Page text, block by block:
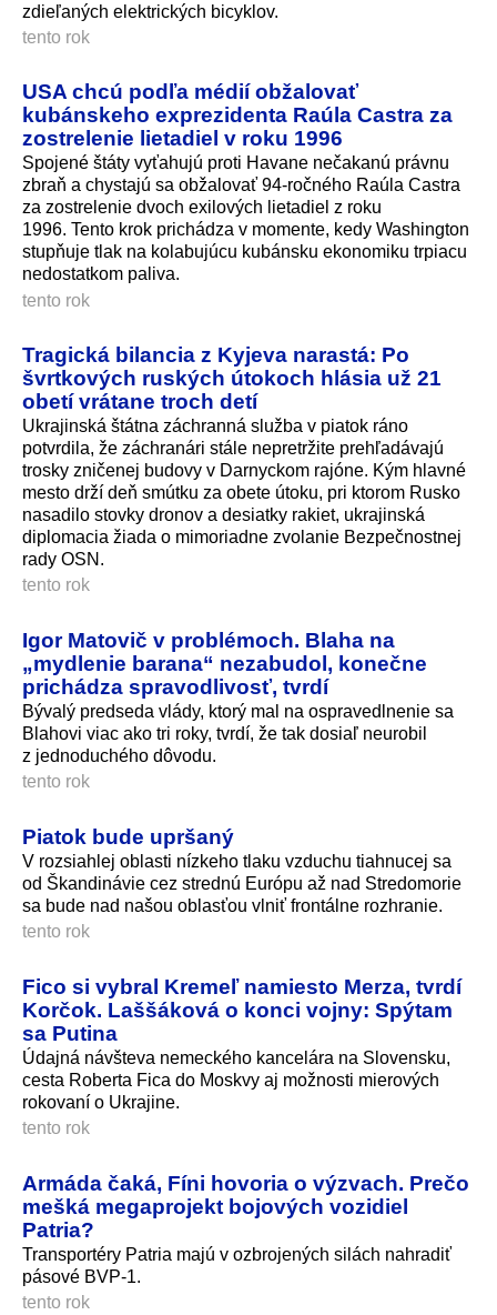
zdieľaných elektrických bicyklov.
tento rok
USA chcú podľa médií obžalovať
kubánskeho exprezidenta Raúla Castra za
zostrelenie lietadiel v roku 1996
Spojené štáty vyťahujú proti Havane nečakanú právnu
zbraň a chystajú sa obžalovať 94-ročného Raúla Castra
za zostrelenie dvoch exilových lietadiel z roku
1996. Tento krok prichádza v momente, kedy Washington
stupňuje tlak na kolabujúcu kubánsku ekonomiku trpiacu
nedostatkom paliva.
tento rok
Tragická bilancia z Kyjeva narastá: Po
švrtkových ruských útokoch hlásia už 21
obetí vrátane troch detí
Ukrajinská štátna záchranná služba v piatok ráno
potvrdila, že záchranári stále nepretržite prehľadávajú
trosky zničenej budovy v Darnyckom rajóne. Kým hlavné
mesto drží deň smútku za obete útoku, pri ktorom Rusko
nasadilo stovky dronov a desiatky rakiet, ukrajinská
diplomacia žiada o mimoriadne zvolanie Bezpečnostnej
rady OSN.
tento rok
Igor Matovič v problémoch. Blaha na
„mydlenie barana“ nezabudol, konečne
prichádza spravodlivosť, tvrdí
Bývalý predseda vlády, ktorý mal na ospravedlnenie sa
Blahovi viac ako tri roky, tvrdí, že tak dosiaľ neurobil
z jednoduchého dôvodu.
tento rok
Piatok bude upršaný
V rozsiahlej oblasti nízkeho tlaku vzduchu tiahnucej sa
od Škandinávie cez strednú Európu až nad Stredomorie
sa bude nad našou oblasťou vlniť frontálne rozhranie.
tento rok
Fico si vybral Kremeľ namiesto Merza, tvrdí
Korčok. Laššáková o konci vojny: Spýtam
sa Putina
Údajná návšteva nemeckého kancelára na Slovensku,
cesta Roberta Fica do Moskvy aj možnosti mierových
rokovaní o Ukrajine.
tento rok
Armáda čaká, Fíni hovoria o výzvach. Prečo
mešká megaprojekt bojových vozidiel
Patria?
Transportéry Patria majú v ozbrojených silách nahradiť
pásové BVP-1.
tento rok